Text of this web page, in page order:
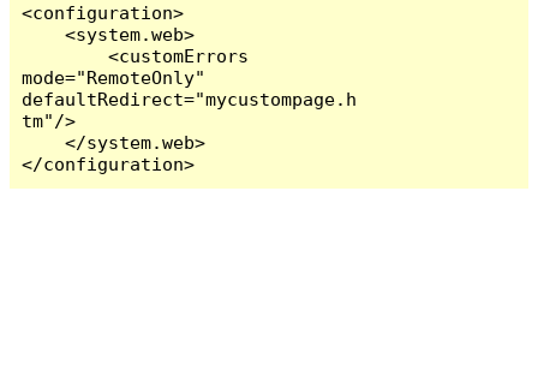
<configuration>
    <system.web>
        <customErrors
mode="RemoteOnly"
defaultRedirect="mycustompage.h
tm"/>
    </system.web>
</configuration>